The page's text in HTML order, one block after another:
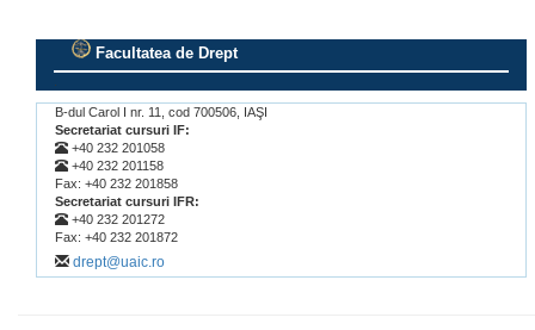
Facultatea de Drept
B-dul Carol I nr. 11, cod 700506, IAŞI
Secretariat cursuri IF:
+40 232 201058
+40 232 201158
Fax: +40 232 201858
Secretariat cursuri IFR:
+40 232 201272
Fax: +40 232 201872
drept@uaic.ro